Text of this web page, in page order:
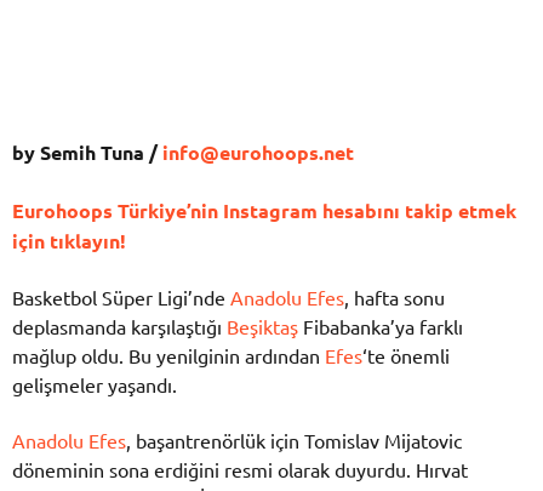
by Semih Tuna /info@eurohoops.net
Eurohoops Türkiye’nin Instagram hesabını takip etmek
için tıklayın!
Basketbol Süper Ligi’nde Anadolu Efes , hafta sonu
deplasmanda karşılaştığı Beşiktaş Fibabanka’ya farklı
mağlup oldu. Bu yenilginin ardından Efes‘te önemli
gelişmeler yaşandı.
Anadolu Efes, başantrenörlük için Tomislav Mijatovic
döneminin sona erdiğini resmi olarak duyurdu. Hırvat